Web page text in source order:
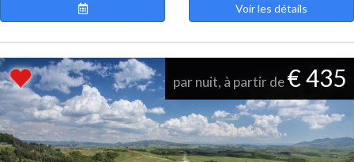
Voir les détails
par nuit, à partir de€ 435